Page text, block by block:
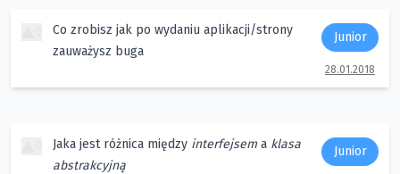
Co zrobisz jak po wydaniu aplikacji/strony
zauważysz buga
Junior
28.01.2018
Jaka jest różnica między interfejsem a klasa
abstrakcyjną
Junior